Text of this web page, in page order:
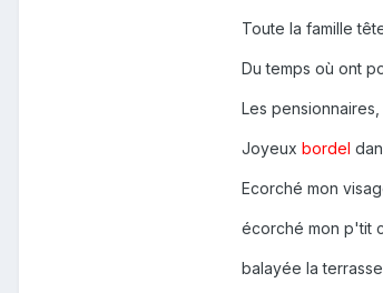
Toute la famille
Du temps où ont
Les
Joyeux bordel
Ecorché mon
écorché mon p'tit
balayée la